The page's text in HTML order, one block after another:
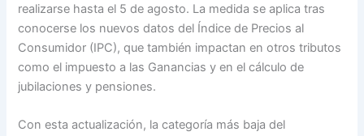
realizarse hasta el 5 de agosto. La medida se aplica tras
conocerse los nuevos datos del Índice de Precios al
Consumidor (IPC), que también impactan en otros tributos
como el impuesto a las Ganancias y en el cálculo de
jubilaciones y pensiones.
Con esta actualización, la categoría más baja del